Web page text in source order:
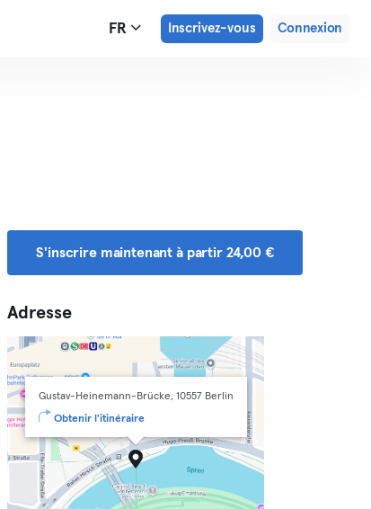
FR Inscrivez-vous Connexion
S'inscrire maintenant à partir 24,00 €
Adresse
Gustav-Heinemann-Brücke, 10557 Berlin
Obtenir l'itinéraire